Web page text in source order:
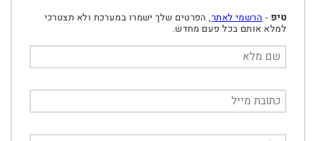
טיפ - הרשמי לאתר, הפרטים שלך ישמרו במערכת ולא תצטרכי
למלא אותם בכל פעם מחדש.